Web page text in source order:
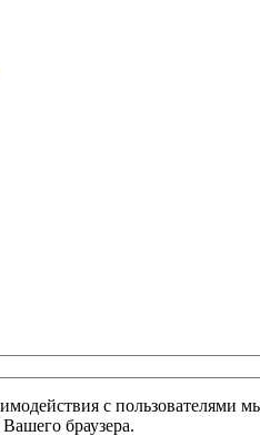
с
браузера.